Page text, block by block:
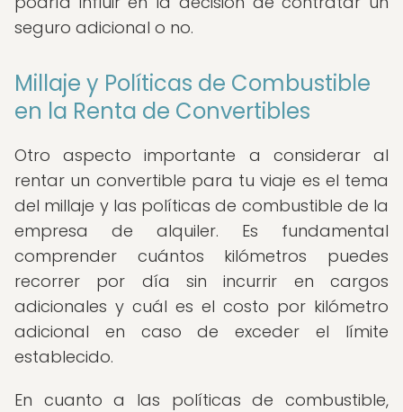
seguro adicional o no.
Millaje y Políticas de Combustible
en la Renta de Convertibles
Otro aspecto importante a considerar al
rentar un convertible para tu viaje es el tema
del millaje y las políticas de combustible de la
empresa de alquiler. Es fundamental
comprender cuántos kilómetros puedes
recorrer por día sin incurrir en cargos
adicionales y cuál es el costo por kilómetro
adicional en caso de exceder el límite
establecido.
En cuanto a las políticas de combustible,